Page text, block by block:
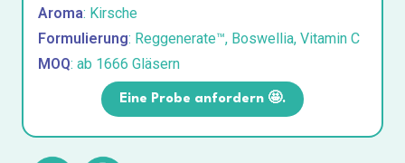
Aroma: Kirsche
Formulierung: Reggenerate™, Boswellia, Vitamin C
MOQ: ab 1666 Gläsern
Eine Probe anfordern 🤩.